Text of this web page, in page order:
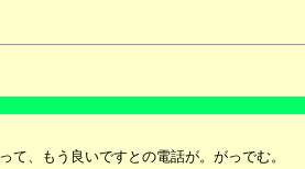
、もう良いですとの電話が。がっでむ。